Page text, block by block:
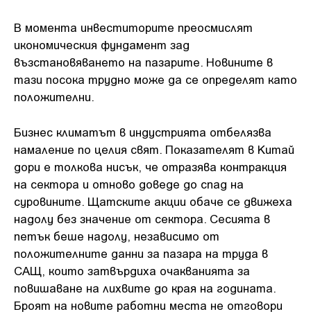
В момента инвеститорите преосмислят
икономическия фундамент зад
възстановяването на пазарите. Новините в
тази посока трудно може да се определят като
положителни.
Бизнес климатът в индустрията отбелязва
намаление по целия свят. Показателят в Китай
дори е толкова нисък, че отразява контракция
на сектора и отново доведе до спад на
суровините. Щатските акции обаче се движеха
надолу без значение от сектора. Сесията в
петък беше надолу, независимо от
положителните данни за пазара на труда в
САЩ, които затвърдиха очакванията за
повишаване на лихвите до края на годината.
Броят на новите работни места не отговори